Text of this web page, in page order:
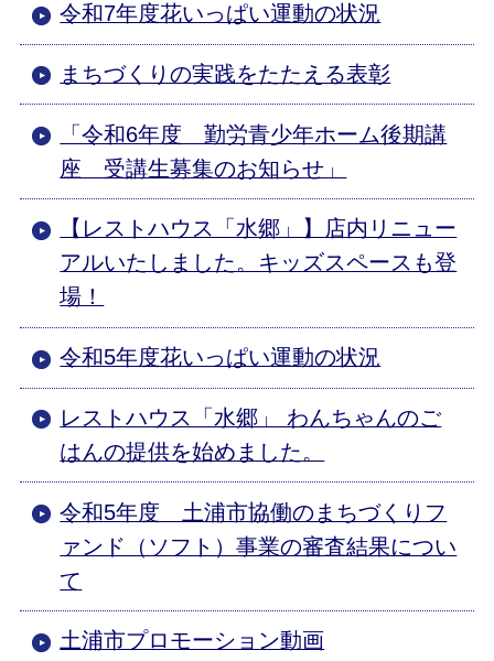
令和7年度花いっぱい運動の状況
まちづくりの実践をたたえる表彰
「令和6年度 勤労青少年ホーム後期講
座 受講生募集のお知らせ」
【レストハウス「水郷」】店内リニュー
アルいたしました。キッズスペースも登
場！
令和5年度花いっぱい運動の状況
レストハウス「水郷」 わんちゃんのご
はんの提供を始めました。
令和5年度 土浦市協働のまちづくりフ
ァンド（ソフト）事業の審査結果につい
て
土浦市プロモーション動画